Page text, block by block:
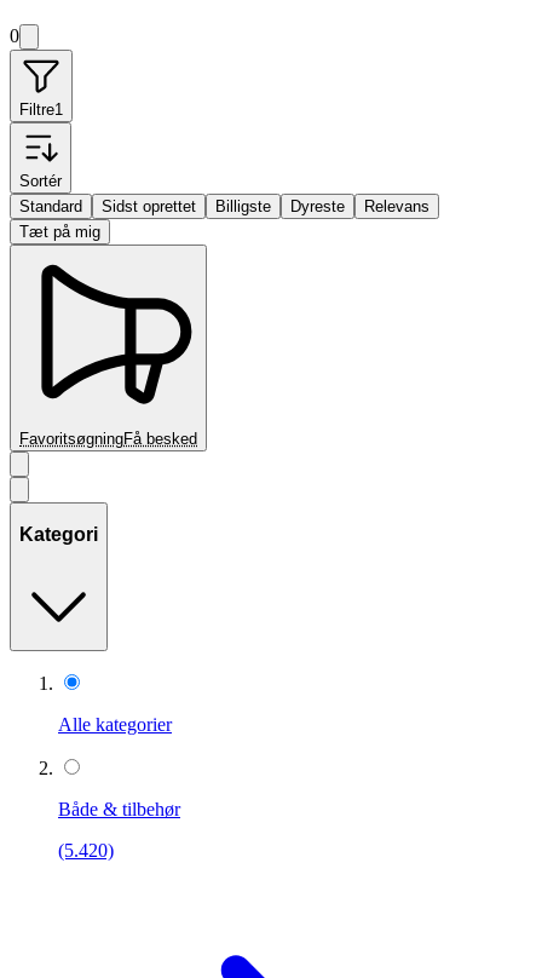
0
Filtre1
Sortér
Standard
Sidst oprettet Billigste Dyreste
Relevans
Tæt på mig
FavoritsøgningFå besked
Kategori
Alle kategorier
Både & tilbehør
(5.420)